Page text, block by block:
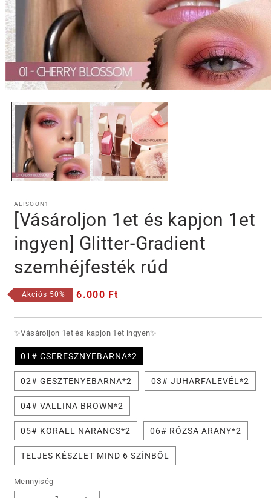
médiafájl
megnyitása
modális
párbeszédpanelen
ALISOON1
[Vásároljon 1et és kapjon 1et
ingyen] Glitter-Gradient
szemhéjfesték rúd
Akciós 50%
Akciós
6.000 Ft
✨Vásároljon 1et és kapjon 1et ingyen✨
01# CSERESZNYEBARNA*2
02# GESZTENYEBARNA*2 03# JUHARFALEVÉL*2
04# VALLINA BROWN*2
05# KORALL NARANCS*2 06# RÓZSA ARANY*2
TELJES KÉSZLET MIND 6 SZÍNBŐL
Mennyiség